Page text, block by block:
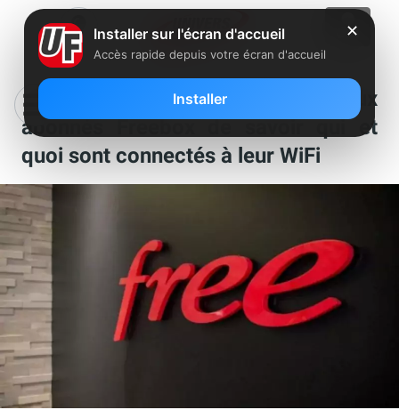
Le saviez-vous : Free permet aux
abonnés Freebox de savoir qui et
quoi sont connectés à leur WiFi
✕
Installer sur l'écran d'accueil
Accès rapide depuis votre écran d'accueil
Installer